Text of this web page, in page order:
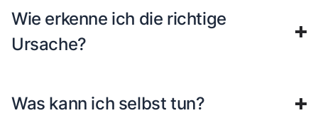
Wie erkenne ich die richtige
Ursache?
Was kann ich selbst tun?